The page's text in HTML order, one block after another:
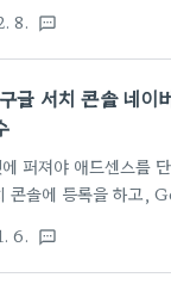
오겠지~~~~~~~
총 4개월 동안 업데이
않는다는 경고와 함
면 아래 메시지 처럼
하거나 확인해야 한다
표기가 되어 있을까?
니 청구서 수신 주소
인을 누르고 들어가
이틀과 함께 우편번호
8. textsms
글 서치 콘솔 네이
퍼져야 애드센스를
콘솔에 등록을 하고,
search-
들에게 알려지기 위
6. textsms